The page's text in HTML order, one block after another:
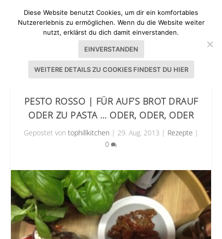
PESTO ROSSO | FÜR AUF’S BROT DRAUF
ODER ZU PASTA … ODER, ODER, ODER
Gepostet von tophillkitchen | 29. Aug. 2013 | Rezepte |
0
Diese Website benutzt Cookies, um dir ein komfortables
Nutzererlebnis zu ermöglichen. Wenn du die Website weiter
nutzt, erklärst du dich damit einverstanden.
EINVERSTANDEN
WEITERE DETAILS ZU COOKIES FINDEST DU HIER